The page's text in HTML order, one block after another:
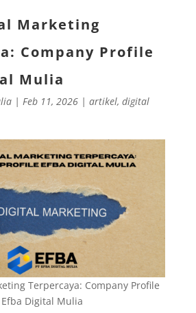
Marketing
Company Profile
Mulia
| Feb 11, 2026| artikel, digital
Terpercaya: Company Profile
Efba Digital Mulia